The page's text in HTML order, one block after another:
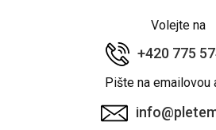
Volejte na
+420 775
Pište na emailovou